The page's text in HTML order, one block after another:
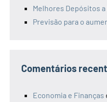
Melhores Depósitos
Previsão para o
Comentários
Economia e Finanças